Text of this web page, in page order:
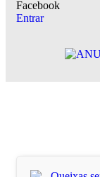
Facebook
Entrar